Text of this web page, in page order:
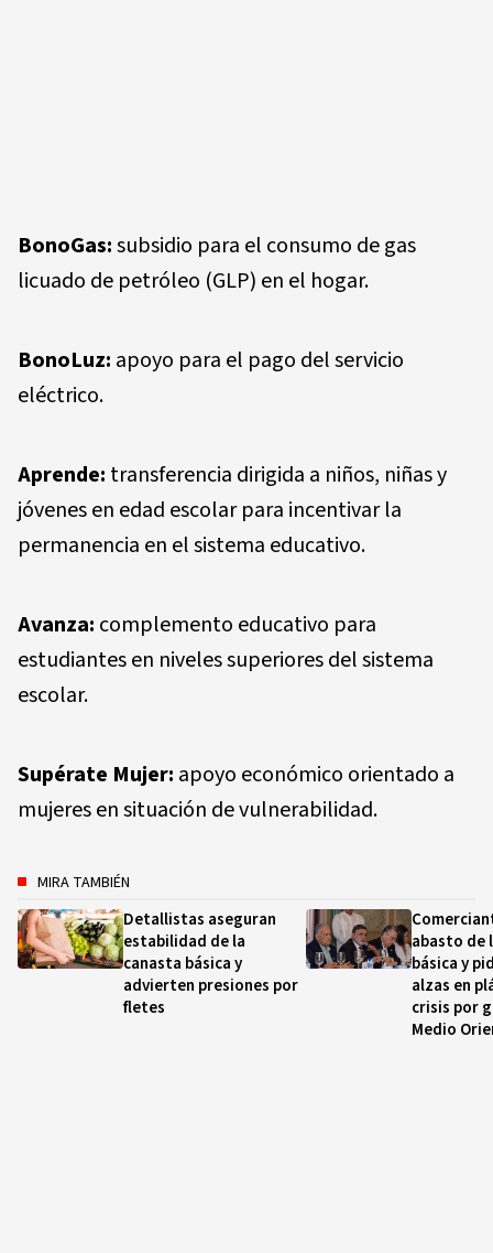
BonoGas:subsidio para el consumo de gas
licuado de petróleo (GLP) en el hogar.
BonoLuz: apoyo para el pago del servicio
eléctrico.
Aprende: transferencia dirigida a niños, niñas y
jóvenes en edad escolar para incentivar la
permanencia en el sistema educativo.
Avanza: complemento educativo para
estudiantes en niveles superiores del sistema
escolar.
Supérate Mujer: apoyo económico orientado a
mujeres en situación de vulnerabilidad.
MIRA TAMBIÉN
Detallistas aseguran
estabilidad de la
canasta básica y
advierten presiones por
fletes
abasto de
básica y
alzas en
crisis por
Medio